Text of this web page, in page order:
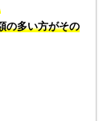
の多い方がその